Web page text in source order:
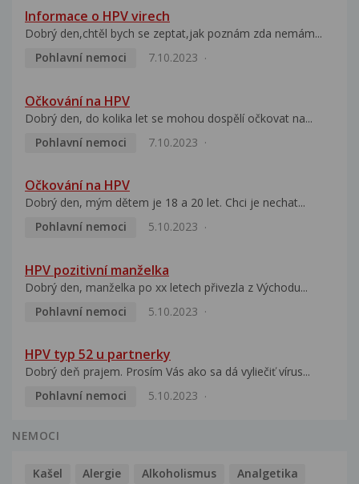
Informace o HPV virech
Dobrý den,chtěl bych se zeptat,jak poznám zda nemám...
Pohlavní nemoci
7.10.2023
Očkování na HPV
Dobrý den, do kolika let se mohou dospělí očkovat na...
Pohlavní nemoci
7.10.2023
Očkování na HPV
Dobrý den, mým dětem je 18 a 20 let. Chci je nechat...
Pohlavní nemoci
5.10.2023
HPV pozitivní manželka
Dobrý den, manželka po xx letech přivezla z Východu...
Pohlavní nemoci
5.10.2023
HPV typ 52 u partnerky
Dobrý deň prajem. Prosím Vás ako sa dá vyliečiť vírus...
Pohlavní nemoci
5.10.2023
NEMOCI
Kašel Alergie Alkoholismus
Analgetika